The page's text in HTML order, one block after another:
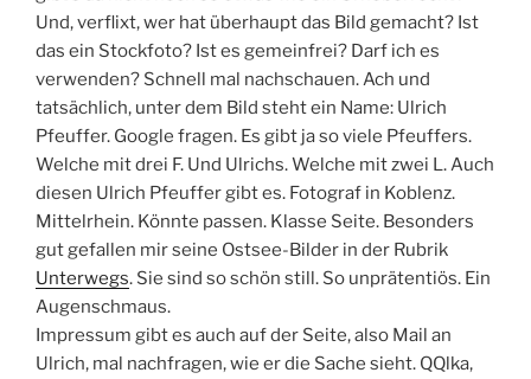
Und, verflixt, wer hat überhaupt das Bild gemacht? Ist
das ein Stockfoto? Ist es gemeinfrei? Darf ich es
verwenden? Schnell mal nachschauen. Ach und
tatsächlich, unter dem Bild steht ein Name: Ulrich
Pfeuffer. Google fragen. Es gibt ja so viele Pfeuffers.
Welche mit drei F. Und Ulrichs. Welche mit zwei L. Auch
diesen Ulrich Pfeuffer gibt es. Fotograf in Koblenz.
Mittelrhein. Könnte passen. Klasse Seite. Besonders
gut gefallen mir seine Ostsee-Bilder in der Rubrik
Unterwegs. Sie sind so schön still. So unprätentiös. Ein
Augenschmaus.
Impressum gibt es auch auf der Seite, also Mail an
Ulrich, mal nachfragen, wie er die Sache sieht. QQlka,